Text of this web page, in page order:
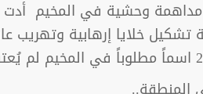
خلايا إرهابية وتهريب